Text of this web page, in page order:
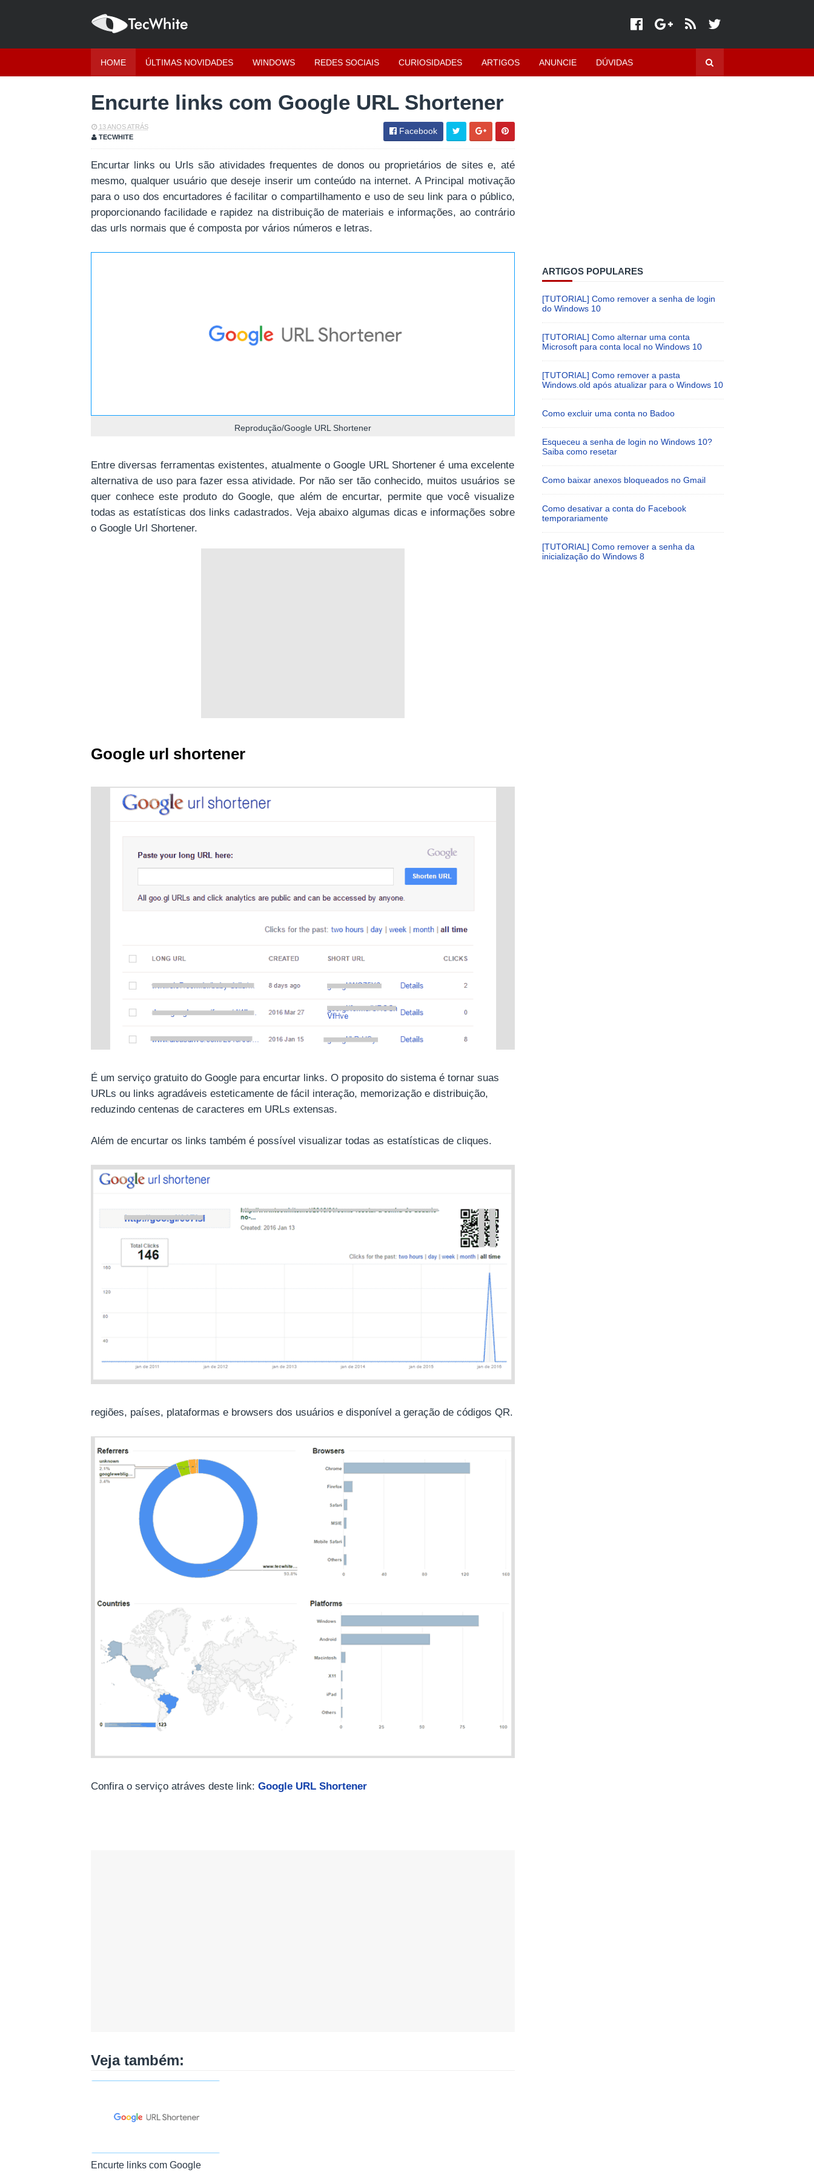
HOME ÚLTIMAS NOVIDADES WINDOWS REDES SOCIAIS CURIOSIDADES ARTIGOS ANUNCIE DÚVIDAS
Encurte links com Google URL Shortener
13 ANOS ATRÁS
TECWHITE
Facebook
Encurtar links ou Urls são atividades frequentes de donos ou proprietários de sites e, até
mesmo, qualquer usuário que deseje inserir um conteúdo na internet. A Principal motivação
para o uso dos encurtadores é facilitar o compartilhamento e uso de seu link para o público,
proporcionando facilidade e rapidez na distribuição de materiais e informações, ao contrário
das urls normais que é composta por vários números e letras.
Reprodução/Google URL Shortener
Entre diversas ferramentas existentes, atualmente o Google URL Shortener é uma excelente
alternativa de uso para fazer essa atividade. Por não ser tão conhecido, muitos usuários se
quer conhece este produto do Google, que além de encurtar, permite que você visualize
todas as estatísticas dos links cadastrados. Veja abaixo algumas dicas e informações sobre
o Google Url Shortener.
Google url shortener
É um serviço gratuito do Google para encurtar links. O proposito do sistema é tornar suas
URLs ou links agradáveis esteticamente de fácil interação, memorização e distribuição,
reduzindo centenas de caracteres em URLs extensas.
Além de encurtar os links também é possível visualizar todas as estatísticas de cliques.
regiões, países, plataformas e browsers dos usuários e disponível a geração de códigos QR.
Confira o serviço atráves deste link: Google URL Shortener
Veja também:
Encurte links com Google
ARTIGOS POPULARES
[TUTORIAL] Como remover a senha de login
do Windows 10
[TUTORIAL] Como alternar uma conta
Microsoft para conta local no Windows 10
[TUTORIAL] Como remover a pasta
Windows.old após atualizar para o Windows 10
Como excluir uma conta no Badoo
Esqueceu a senha de login no Windows 10?
Saiba como resetar
Como baixar anexos bloqueados no Gmail
Como desativar a conta do Facebook
temporariamente
[TUTORIAL] Como remover a senha da
inicialização do Windows 8